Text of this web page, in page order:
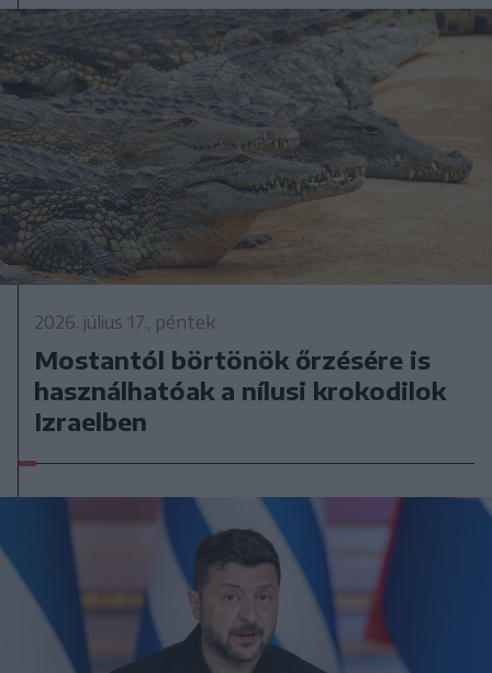
2026. július 17., péntek
Mostantól börtönök őrzésére is
használhatóak a nílusi krokodilok
Izraelben